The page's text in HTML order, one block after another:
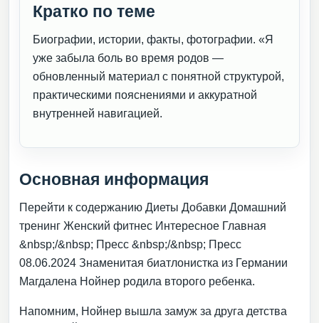
Кратко по теме
Биографии, истории, факты, фотографии. «Я
уже забыла боль во время родов —
обновленный материал с понятной структурой,
практическими пояснениями и аккуратной
внутренней навигацией.
Основная информация
Перейти к содержанию Диеты Добавки Домашний
тренинг Женский фитнес Интересное Главная
&nbsp;/&nbsp; Пресс &nbsp;/&nbsp; Пресс
08.06.2024 Знаменитая биатлонистка из Германии
Магдалена Нойнер родила второго ребенка.
Напомним, Нойнер вышла замуж за друга детства